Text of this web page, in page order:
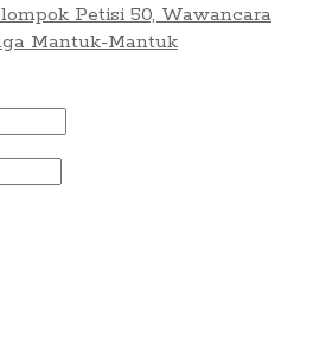
Petisi 50, Wawancara
Mantuk-Mantuk